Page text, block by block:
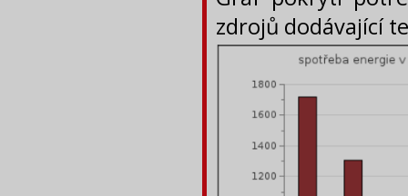
zdrojů dodávající